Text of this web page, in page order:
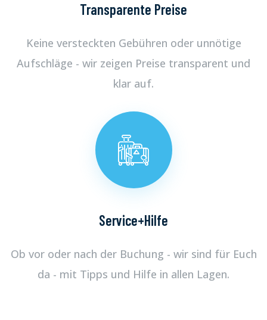
Transparente Preise
Keine versteckten Gebühren oder unnötige
Aufschläge - wir zeigen Preise transparent und
klar auf.
Service+Hilfe
Ob vor oder nach der Buchung - wir sind für Euch
da - mit Tipps und Hilfe in allen Lagen.